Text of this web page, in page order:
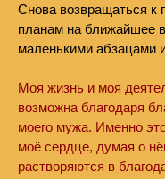
Снова возвращаться к
планам на ближайшее
маленькими абзацами
Моя жизнь и моя
возможна благодаря
моего мужа. Именно
моё сердце, думая о
растворяются в